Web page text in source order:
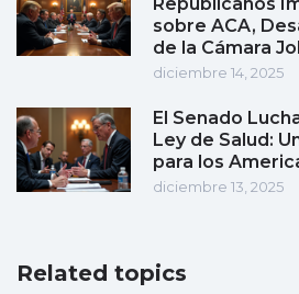
sobre ACA,
de la Cámara
diciembre 14, 2025
El Senado
Ley de Salud:
para los
diciembre 13, 2025
Related topics